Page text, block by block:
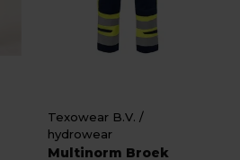
Texowear B.V. /
hydrowear
Multinorm Broek